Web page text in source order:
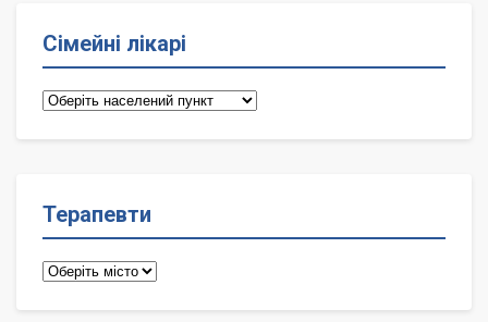
Сімейні лікарі
Сімейні
Терапевти
Терапевти